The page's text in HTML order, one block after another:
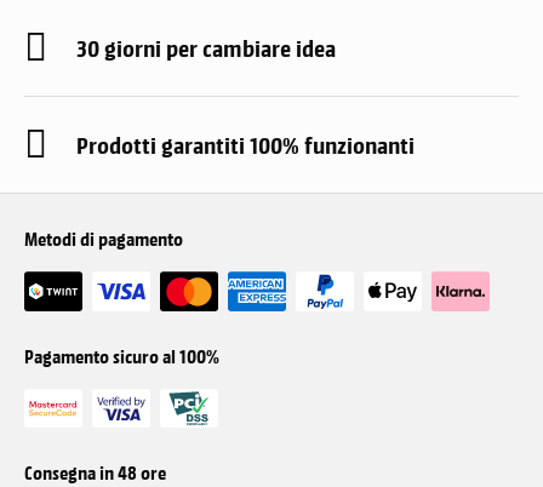
30 giorni per cambiare idea
Prodotti garantiti 100% funzionanti
Metodi di pagamento
Pagamento sicuro al 100%
Consegna in 48 ore